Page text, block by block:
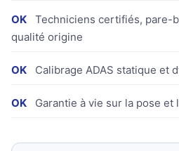
OK
Techniciens certifiés, pare-
qualité origine
OK Calibrage ADAS statique et
OK Garantie à vie sur la pose et